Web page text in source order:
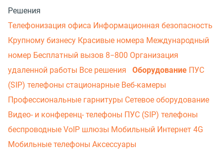
Решения
Телефонизация офиса Информационная безопасность
Крупному бизнесу Красивые номера Международный
номер Бесплатный вызов 8−800 Организация
удаленной работы Все решения Оборудование ПУС
(SIP) телефоны стационарные Веб-камеры
Профессиональные гарнитуры Сетевое оборудование
Видео- и конференц- телефоны ПУС (SIP) телефоны
беспроводные VoIP шлюзы Мобильный Интернет 4G
Мобильные телефоны Аксессуары